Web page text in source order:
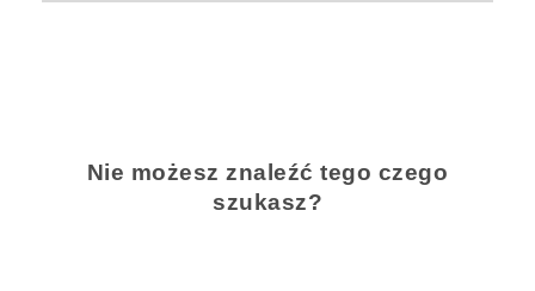
Nie możesz znaleźć tego czego
szukasz?